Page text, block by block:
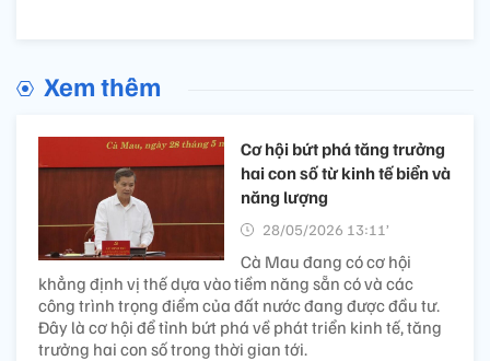
Xem thêm
Cơ hội bứt phá tăng trưởng
hai con số từ kinh tế biển và
năng lượng
28/05/2026 13:11’
Cà Mau đang có cơ hội
khẳng định vị thế dựa vào tiềm năng sẵn có và các
công trình trọng điểm của đất nước đang được đầu tư.
Đây là cơ hội để tỉnh bứt phá về phát triển kinh tế, tăng
trưởng hai con số trong thời gian tới.